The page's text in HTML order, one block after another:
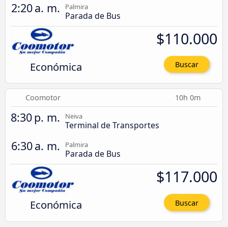
2:20 a. m. Palmira
Parada de Bus
Económica
$110.000
Buscar
Coomotor 10h 0m
8:30 p. m. Neiva
Terminal de Transportes
6:30 a. m. Palmira
Parada de Bus
Económica
$117.000
Buscar